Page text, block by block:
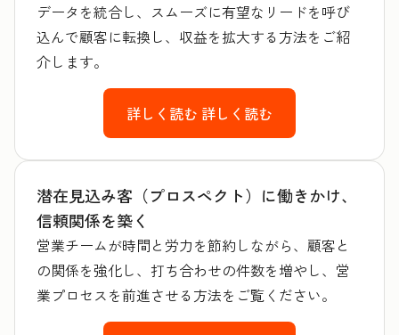
データを統合し、スムーズに有望なリードを呼び
込んで顧客に転換し、収益を拡大する方法をご紹
介します。
詳しく読む 詳しく読む
潜在見込み客（プロスペクト）に働きかけ、
信頼関係を築く
営業チームが時間と労力を節約しながら、顧客と
の関係を強化し、打ち合わせの件数を増やし、営
業プロセスを前進させる方法をご覧ください。